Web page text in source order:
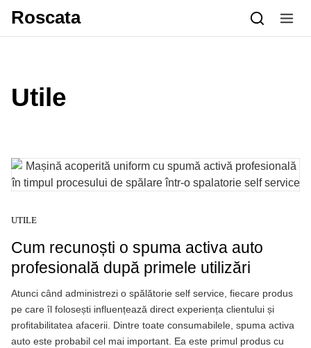
Roscata
Utile
UTILE
Cum recunoști o spuma activa auto
profesională după primele utilizări
Atunci când administrezi o spălătorie self service, fiecare produs
pe care îl folosești influențează direct experiența clientului și
profitabilitatea afacerii. Dintre toate consumabilele, spuma activa
auto este probabil cel mai important. Ea este primul produs cu